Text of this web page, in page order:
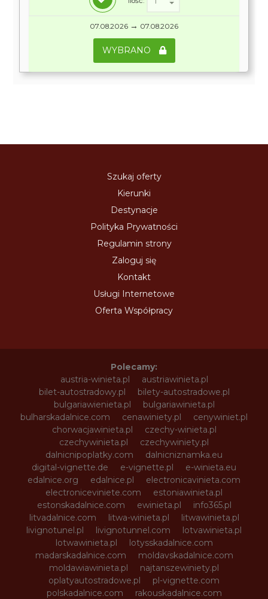
07.08.2026 → 07.08.2026
WYBRANO
Szukaj oferty
Kierunki
Destynacje
Polityka Prywatności
Regulamin strony
Zaloguj się
Kontakt
Usługi Internetowe
Oferta Współpracy
Polecamy:
austria-winieta.pl
austriawinieta.pl
bilet-autostradowy.pl
bilety-autostradowe.pl
bulgariawienieta.pl
bulgariawinieta.pl
bulharskadalnice.com
cenawiniety.pl
cenywiniet.pl
chorwacjawinieta.pl
czechy-winieta.pl
czechywinieta.pl
czechywiniety.pl
dalnicnipoplatky.com
dalnicniznamka.eu
digital-vignette.de
e-vignette.pl
e-winieta.eu
edalnice.org
edalnice.pl
electronicavinieta.com
electroniceviniete.com
estoniawinieta.pl
estonskadalnice.com
ewinieta.pl
info365.pl
litvadalnice.com
litwa-winieta.pl
litwawinieta.pl
livignotunel.pl
livignotunnel.com
lotvawinieta.pl
lotwawinieta.pl
lotysskadalnice.com
madarskadalnice.com
moldavskadalnice.com
moldawiawinieta.pl
najtanszewiniety.pl
oplatyautostradowe.pl
pl-vignette.com
polskadalnice.com
rakouskadalnice.com